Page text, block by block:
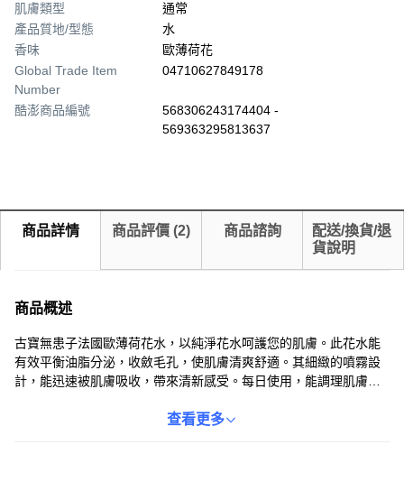
肌膚類型
通常
產品質地/型態
水
香味
歐薄荷花
Global Trade Item
Number
04710627849178
酷澎商品編號
568306243174404 -
569363295813637
商品詳情 商品評價 (2) 商品諮詢
配送/換貨/退
貨說明
商品概述
古寶無患子法國歐薄荷花水，以純淨花水呵護您的肌膚。此花水能
有效平衡油脂分泌，收斂毛孔，使肌膚清爽舒適。其細緻的噴霧設
計，能迅速被肌膚吸收，帶來清新感受。每日使用，能調理肌膚至
查看更多